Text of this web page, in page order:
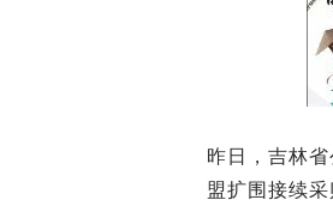
昨日，吉林
盟扩围接续